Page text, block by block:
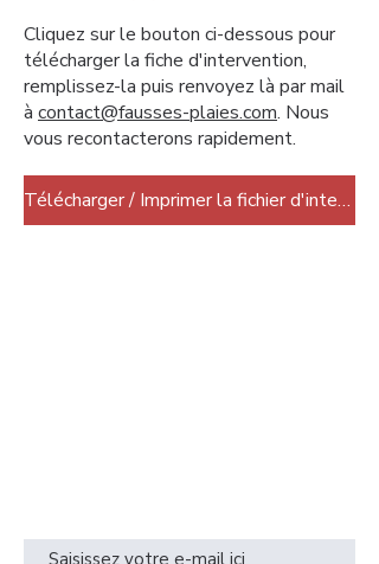
Cliquez sur le bouton ci-dessous pour
télécharger la fiche d'intervention,
remplissez-la puis renvoyez là par mail
à contact@fausses-plaies.com. Nous
vous recontacterons rapidement.
Télécharger / Imprimer la fichier d'intervention